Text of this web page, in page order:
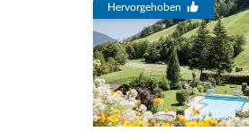
Hervorgehoben